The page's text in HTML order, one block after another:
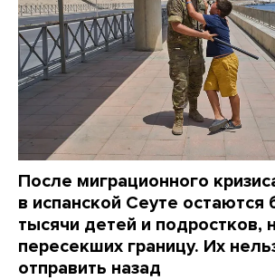
После миграционного
в испанской Сеуте остаются
тысячи детей и подростков,
пересекших границу. Их
отправить назад